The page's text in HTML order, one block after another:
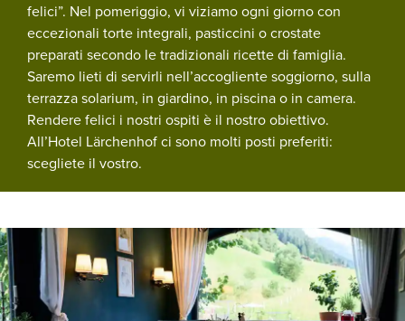
felici”. Nel pomeriggio, vi viziamo ogni giorno con
eccezionali torte integrali, pasticcini o crostate
preparati secondo le tradizionali ricette di famiglia.
Saremo lieti di servirli nell’accogliente soggiorno, sulla
terrazza solarium, in giardino, in piscina o in camera.
Rendere felici i nostri ospiti è il nostro obiettivo.
All’Hotel Lärchenhof ci sono molti posti preferiti:
scegliete il vostro.